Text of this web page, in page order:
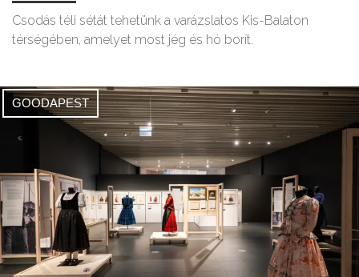
Csodás téli sétát tehetünk a varázslatos Kis-Balaton
térségében, amelyet most jég és hó borít.
GOODAPEST